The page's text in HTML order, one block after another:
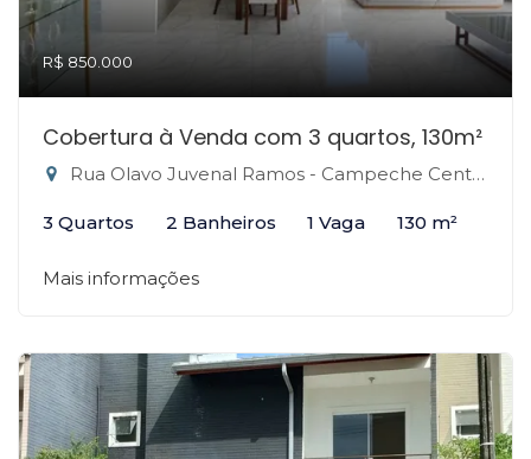
R$ 850.000
Cobertura à Venda com 3 quartos, 130m²
Rua Olavo Juvenal Ramos - Campeche Central, Florianópolis-SC
3 Quartos 2 Banheiros 1 Vaga 130 m²
Mais informações